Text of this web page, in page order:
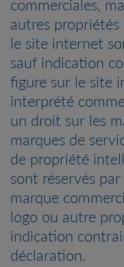
autres
le site internet
sauf indication
figure sur le site
interprété
un droit sur les
marques de
de propriété
sont réservés
marque
logo ou autre
indication
déclaration.